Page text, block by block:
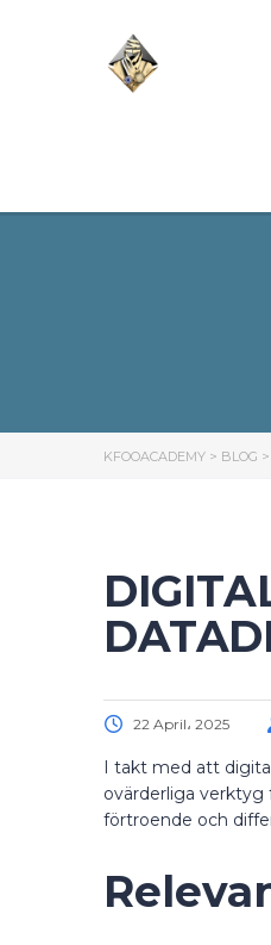
KFOOACADEMY > BLOG >
22 April، 2025
I takt med att
ovärderliga verktyg
förtroende och